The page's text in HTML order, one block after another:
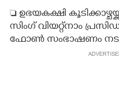
 ഉഭയകക്ഷി
സിംഗ് വിയറ്റ്നാം
ഫോൺ സംഭാഷണം